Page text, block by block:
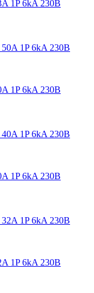
1P 6kA 230В
1P 6kA 230В
1P 6kA 230В
1P 6kA 230В